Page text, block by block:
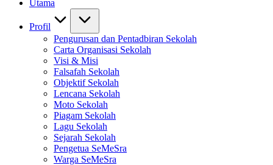
Utama
Profil
Pengurusan dan Pentadbiran Sekolah
Carta Organisasi Sekolah
Visi & Misi
Falsafah Sekolah
Objektif Sekolah
Lencana Sekolah
Moto Sekolah
Piagam Sekolah
Lagu Sekolah
Sejarah Sekolah
Pengetua SeMeSra
Warga SeMeSra